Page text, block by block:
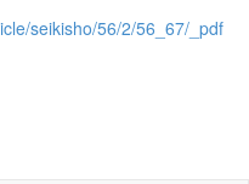
seikisho/56/2/56_67/_pdf